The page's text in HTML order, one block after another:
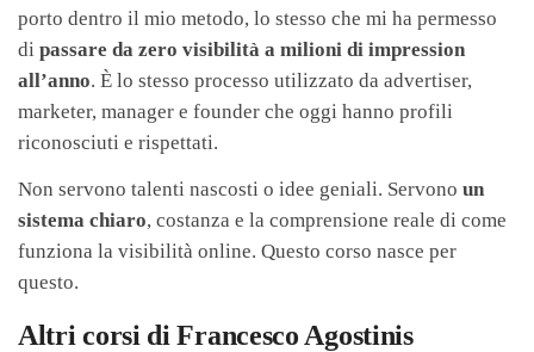
porto dentro il mio metodo, lo stesso che mi ha permesso
di passare da zero visibilità a milioni di impression
all’anno. È lo stesso processo utilizzato da advertiser,
marketer, manager e founder che oggi hanno profili
riconosciuti e rispettati.
Non servono talenti nascosti o idee geniali. Servono un
sistema chiaro, costanza e la comprensione reale di come
funziona la visibilità online. Questo corso nasce per
questo.
Altri corsi di Francesco Agostinis